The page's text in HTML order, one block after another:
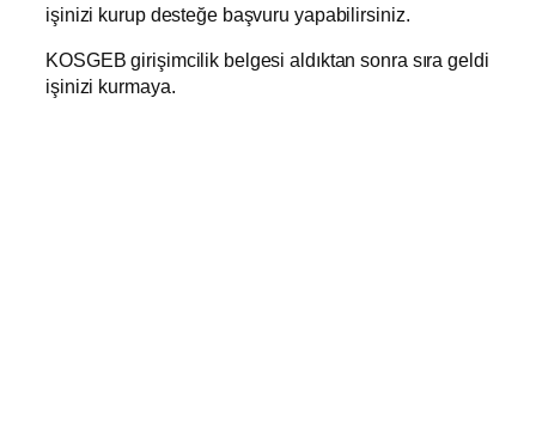
işinizi kurup desteğe başvuru yapabilirsiniz.
KOSGEB girişimcilik belgesi aldıktan sonra sıra geldi
işinizi kurmaya.